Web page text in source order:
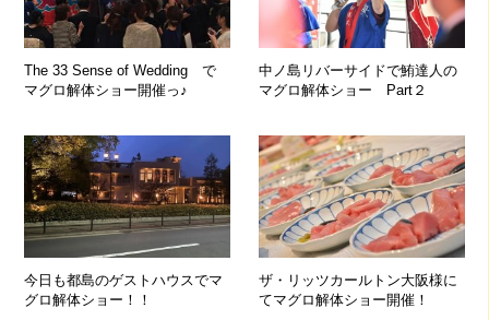
The 33 Sense of Wedding で
マグロ解体ショー開催っ♪
中ノ島リバーサイドで鮪達人の
マグロ解体ショー Part２
今日も都島のゲストハウスでマ
グロ解体ショー！！
ザ・リッツカールトン大阪様に
てマグロ解体ショー開催！